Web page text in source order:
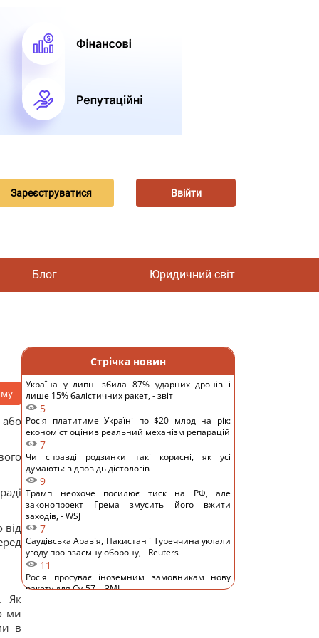
Зареєструватися Ввійти
Блог Юридичний світ
або
від
Як
ми
в
Стрічка новин
Україна у липні збила 87% ударних дронів і
лише 15% балістичних ракет, - звіт
5
Росія платитиме Україні по $20 млрд на рік:
економіст оцінив реальний механізм репарацій
7
Чи справді родзинки такі корисні, як усі
думають: відповідь дієтологів
9
Трамп неохоче посилює тиск на РФ, але
законопроект Грема змусить його вжити
заходів, - WSJ
7
Саудівська Аравія, Пакистан і Туреччина уклали
угоду про взаємну оборону, - Reuters
11
Росія просуває іноземним замовникам нову
ракету для Су-57, - ЗМІ